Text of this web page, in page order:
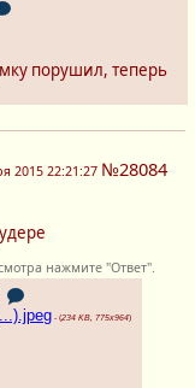
порушил, теперь
2015 22:21:27 №28084
нажмите "Ответ".
- (234 KB, 775x964)